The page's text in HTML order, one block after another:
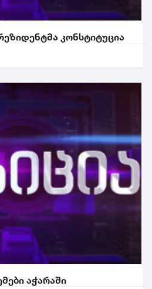
კონსტიტუცია
აჭარაში